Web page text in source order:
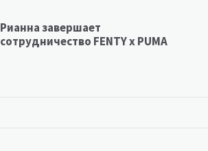
Рианна завершает
сотрудничество FENTY х PUMA